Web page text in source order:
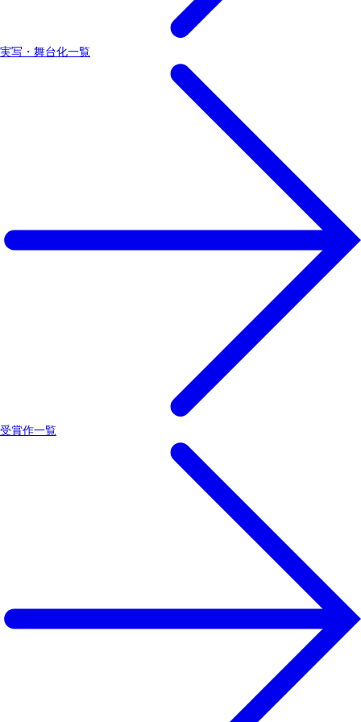
実写・舞台化一覧
受賞作一覧